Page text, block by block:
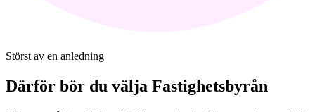
Störst av en anledning
Därför bör du välja Fastighetsbyrån